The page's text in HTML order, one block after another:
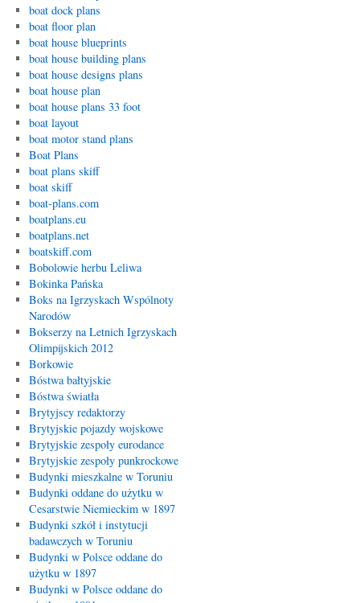
boat dock plans
boat floor plan
boat house blueprints
boat house building plans
boat house designs plans
boat house plan
boat house plans 33 foot
boat layout
boat motor stand plans
Boat Plans
boat plans skiff
boat skiff
boat-plans.com
boatplans.eu
boatplans.net
boatskiff.com
Bobolowie herbu Leliwa
Bokinka Pańska
Boks na Igrzyskach Wspólnoty
Narodów
Bokserzy na Letnich Igrzyskach
Olimpijskich 2012
Borkowie
Bóstwa bałtyjskie
Bóstwa światła
Brytyjscy redaktorzy
Brytyjskie pojazdy wojskowe
Brytyjskie zespoły eurodance
Brytyjskie zespoły punkrockowe
Budynki mieszkalne w Toruniu
Budynki oddane do użytku w
Cesarstwie Niemieckim w 1897
Budynki szkół i instytucji
badawczych w Toruniu
Budynki w Polsce oddane do
użytku w 1897
Budynki w Polsce oddane do